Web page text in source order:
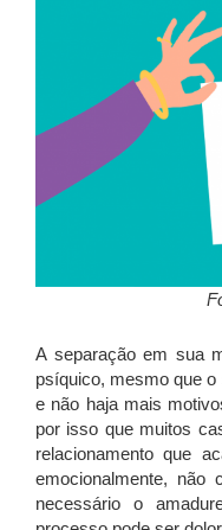
A separação em sua
psíquico, mesmo que
e não haja mais
por isso que muitos
relacionamento que
emocionalmente, não
necessário o